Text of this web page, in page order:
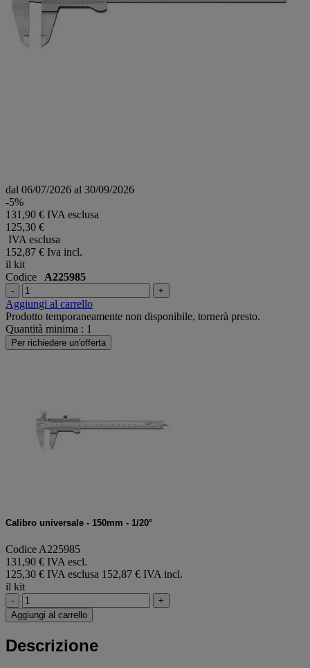
dal 06/07/2026 al 30/09/2026
-5%
131,90 € IVA esclusa
125,30 €
IVA esclusa
152,87 € Iva incl.
il kit
Codice A225985
- +
Aggiungi al carrello
Prodotto temporaneamente non disponibile, tornerà presto.
Quantità minima : 1
Per richiedere un'offerta
Calibro universale - 150mm - 1/20°
Codice A225985
131,90 € IVA escl.
125,30 € IVA esclusa 152,87 € IVA incl.
il kit
-
+
Aggiungi al carrello
Descrizione